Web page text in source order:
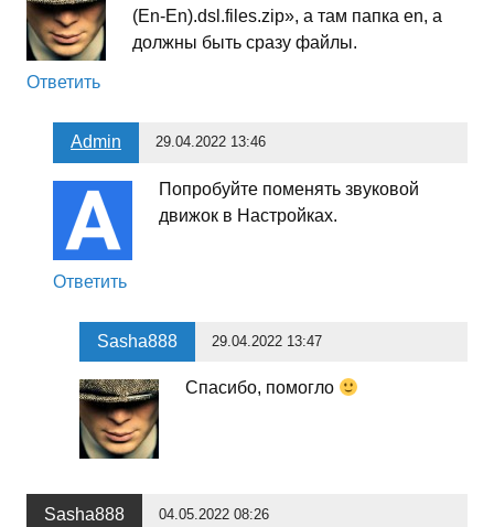
(En-En).dsl.files.zip», а там папка en, а
должны быть сразу файлы.
Ответить
Admin 29.04.2022 13:46
Попробуйте поменять звуковой
движок в Настройках.
Ответить
Sasha888 29.04.2022 13:47
Спасибо, помогло
Sasha888 04.05.2022 08:26